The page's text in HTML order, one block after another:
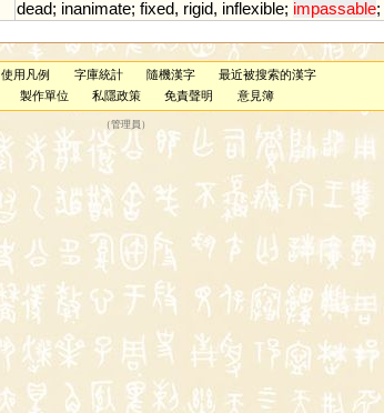
dead; inanimate; fixed, rigid, inflexible; impassable;
使用凡例 字庫統計 隨機漢字
最近被搜索的漢字
製作單位 私隱政策 免責聲明 意見簿
（管理員 ）